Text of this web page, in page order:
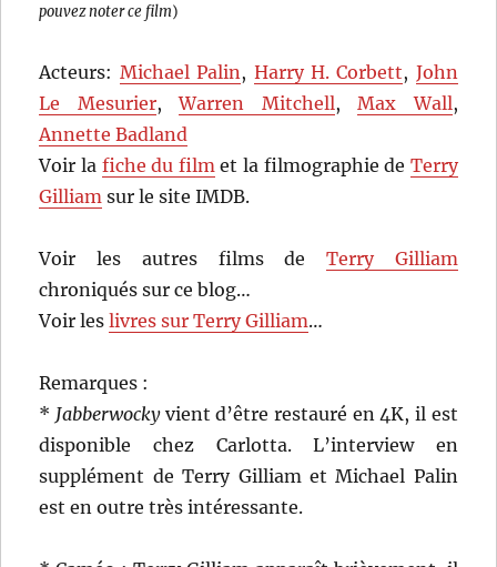
pouvez noter ce film)
Acteurs: Michael Palin , Harry H. Corbett, John
Le Mesurier,Warren Mitchell,Max Wall,
Annette Badland
Voir la fiche du film et la filmographie de Terry
Gilliam sur le site IMDB.
Voir les autres films de Terry Gilliam
chroniqués sur ce blog…
Voir leslivres sur Terry Gilliam…
Remarques :
* Jabberwockyvient d’être restauré en 4K, il est
disponible chez Carlotta. L’interview en
supplément de Terry Gilliam et Michael Palin
est en outre très intéressante.